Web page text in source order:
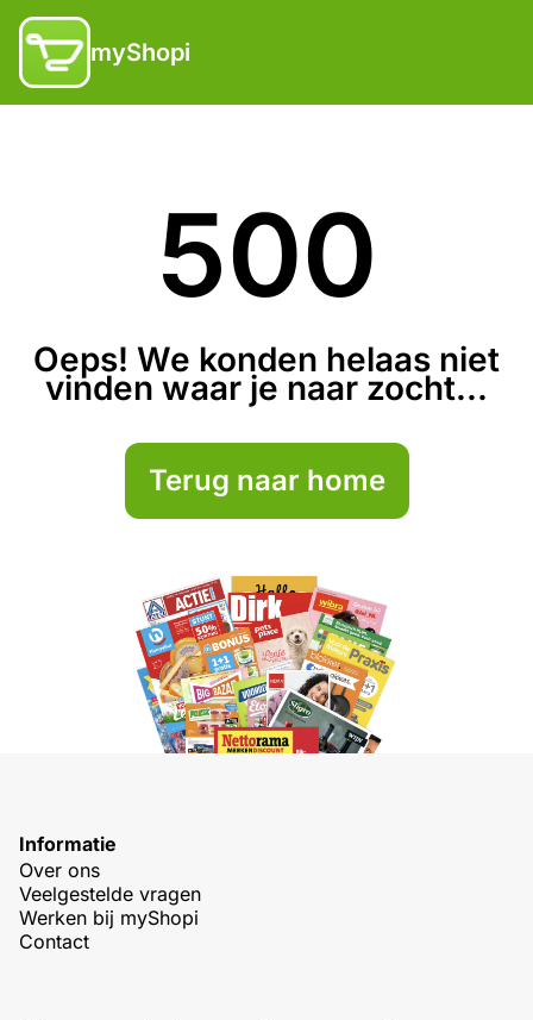
myShopi
500
Oeps! We konden helaas niet
vinden waar je naar zocht...
Terug naar home
Informatie
Over ons
Veelgestelde vragen
Werken bij myShopi
Contact